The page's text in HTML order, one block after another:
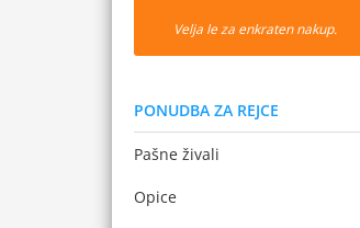
Velja le za enkraten nakup.
PONUDBA ZA REJCE
Pašne živali
Opice